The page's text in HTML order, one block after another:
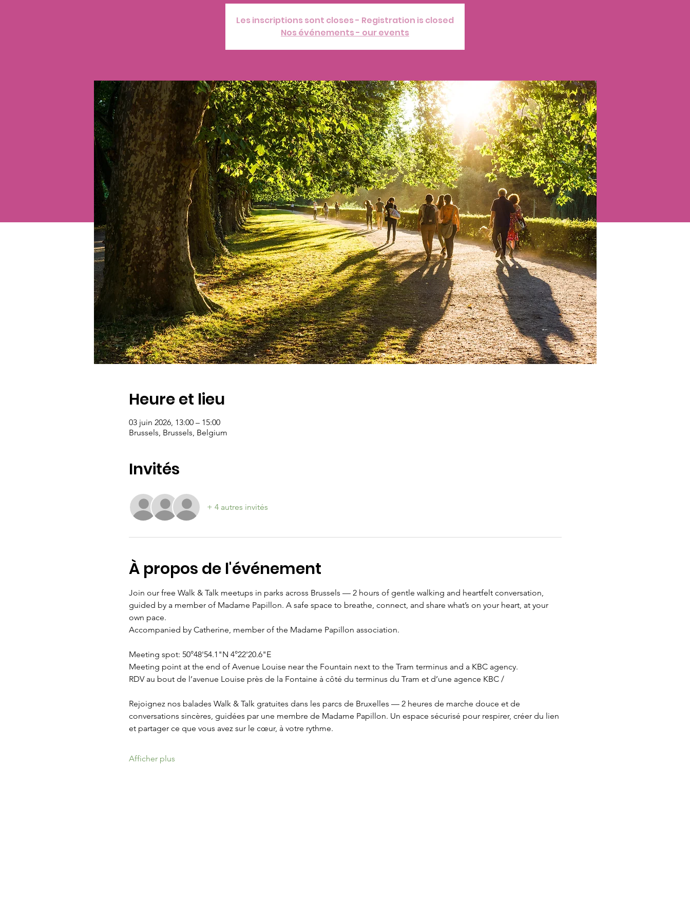
Les inscriptions sont closes - Registration is closed
Nos événements - our events
Heure et lieu
03 juin 2026, 13:00 – 15:00
Brussels, Brussels, Belgium
Invités
+ 4 autres invités
À propos de l'événement
Join our free Walk & Talk meetups in parks across Brussels — 2 hours of gentle walking and heartfelt conversation,
guided by a member of Madame Papillon. A safe space to breathe, connect, and share what’s on your heart, at your
own pace.
Accompanied by Catherine, member of the Madame Papillon association.
Meeting spot: 50°48'54.1"N 4°22'20.6"E
Meeting point at the end of Avenue Louise near the Fountain next to the Tram terminus and a KBC agency.
RDV au bout de l’avenue Louise près de la Fontaine à côté du terminus du Tram et d’une agence KBC /
Rejoignez nos balades Walk & Talk gratuites dans les parcs de Bruxelles — 2 heures de marche douce et de
conversations sincères, guidées par une membre de Madame Papillon. Un espace sécurisé pour respirer, créer du lien
et partager ce que vous avez sur le cœur, à votre rythme.
Afficher plus